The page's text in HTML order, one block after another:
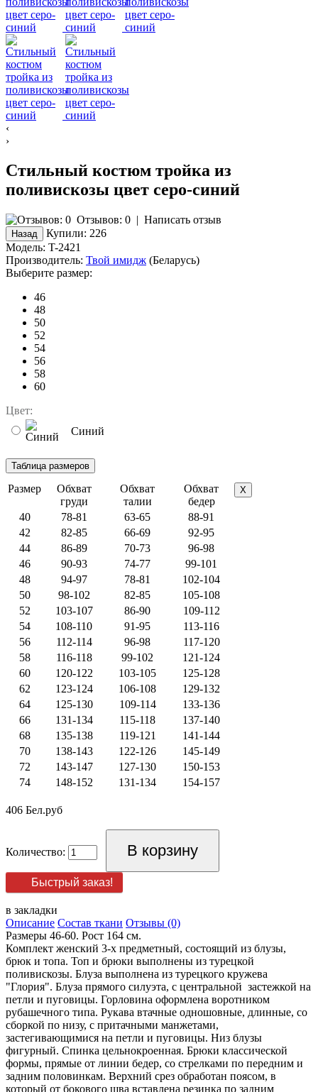
‹
›
Стильный костюм тройка из
поливискозы цвет серо-синий
Отзывов: 0 | Написать отзыв
Купили: 226
Модель: T-2421
Производитель: Твой имидж (Беларусь)
Выберите размер:
46
48
50
52
54
56
58
60
Цвет:
Синий
Размер
Обхват
груди
Обхват
талии
Обхват
бедер
X
40 78-81 63-65
88-91
42
82-85 66-69
92-95
44
86-89 70-73
96-98
46
90-93 74-77
99-101
48
94-97 78-81
102-104
50
98-102 82-85
105-108
52
103-107 86-90
109-112
54
108-110 91-95
113-116
56
112-114 96-98
117-120
58
116-118 99-102
121-124
60
120-122 103-105
125-128
62
123-124 106-108
129-132
64
125-130 109-114
133-136
66
131-134 115-118
137-140
68
135-138 119-121
141-144
70
138-143 122-126
145-149
72
143-147 127-130
150-153
74
148-152 131-134 154-157
406 Бел.руб
Количество:
Быстрый заказ!
в закладки
Описание Состав ткани Отзывы (0)
Размеры 46-60. Рост 164 см.
Комплект женский 3-х предметный, состоящий из блузы,
брюк и топа. Топ и брюки выполнены из турецкой
поливискозы. Блуза выполнена из турецкого кружева
"Глория". Блуза прямого силуэта, с центральной застежкой на
петли и пуговицы. Горловина оформлена воротником
рубашечного типа. Рукава втачные одношовные, длинные, со
сборкой по низу, с притачными манжетами,
застегивающимися на петли и пуговицы. Низ блузы
фигурный. Спинка цельнокроенная. Брюки классической
формы, прямые от линии бедер, со стрелками по передним и
задним половинкам. Верхний срез обработан поясом, в
который от бокового шва вставлена резинка по задним